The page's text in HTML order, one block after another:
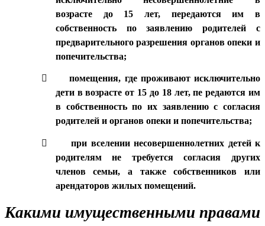
возрасте до 15 лет, передаются им в
собственность по заявлению родителей с
предварительного разрешения органов опеки и
попечительства;

помещения, где проживают исключительно
дети в возрасте от 15 до 18 лет, пе редаются им
в собственность по их заявлению с согласия
родителей и органов опеки и попечительства;

при вселении несовершеннолетних детей к
родителям не требуется согласия других
членов семьи, а также собственников или
арендаторов жилых помещений.
Какими имущественными правами